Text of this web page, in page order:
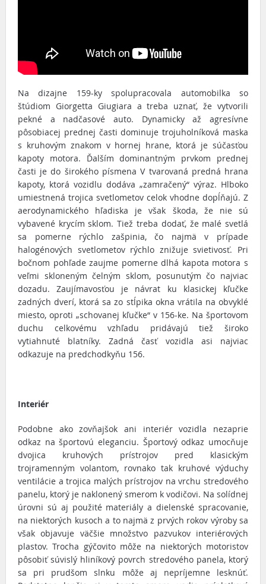
Na dizajne 159-ky spolupracovala automobilka so
štúdiom Giorgetta Giugiara a treba uznať, že vytvorili
pekné a nadčasové auto. Dynamicky až agresívne
pôsobiacej prednej časti dominuje trojuholníková maska
s kruhovým znakom v hornej hrane, ktorá je súčasťou
kapoty motora. Ďalším dominantným prvkom prednej
časti je do širokého písmena V tvarovaná predná hrana
kapoty, ktorá vozidlu dodáva „zamračený“ výraz. Hlboko
umiestnená trojica svetlometov celok vhodne dopĺňajú. Z
aerodynamického hľadiska je však škoda, že nie sú
vybavené krycím sklom. Tiež treba dodať, že malé svetlá
sa pomerne rýchlo zašpinia, čo najmä v prípade
halogénových svetlometov rýchlo znižuje svietivosť. Pri
bočnom pohľade zaujme pomerne dlhá kapota motora s
veľmi skloneným čelným sklom, posunutým čo najviac
dozadu. Zaujímavosťou je návrat ku klasickej kľučke
zadných dverí, ktorá sa zo stĺpika okna vrátila na obvyklé
miesto, oproti „schovanej kľučke“ v 156-ke. Na športovom
duchu celkovému vzhľadu pridávajú tiež široko
vytiahnuté blatníky. Zadná časť vozidla asi najviac
odkazuje na predchodkyňu 156.
Interiér
Podobne ako zovňajšok ani interiér vozidla nezaprie
odkaz na športovú eleganciu. Športový odkaz umocňuje
dvojica kruhových prístrojov pred klasickým
trojramenným volantom, rovnako tak kruhové výduchy
ventilácie a trojica malých prístrojov na vrchu stredového
panelu, ktorý je naklonený smerom k vodičovi. Na solídnej
úrovni sú aj použité materiály a dielenské spracovanie,
na niektorých kusoch a to najmä z prvých rokov výroby sa
však objavuje väčšie množstvo pazvukov interiérových
plastov. Trocha gýčovito môže na niektorých motoristov
pôsobiť súvislý hliníkový povrch stredového panela, ktorý
sa pri prudšom slnku môže aj nepríjemne lesknúť.